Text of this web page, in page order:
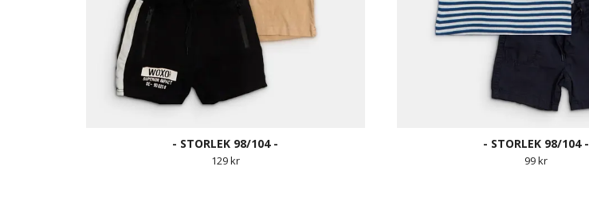
- STORLEK 98/104 -
129 kr
- STORLEK 98/104 -
99 kr